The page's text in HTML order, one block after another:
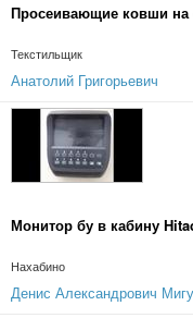
Просеивающие ковши на
Текстильщик
Анатолий Григорьевич
Монитор бу в кабину
Нахабино
Денис Александрович